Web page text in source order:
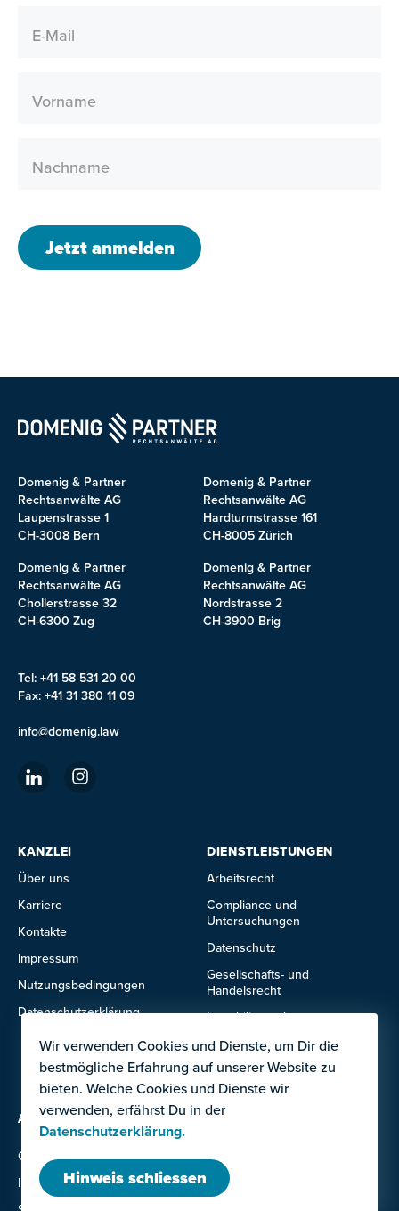
E-Mail
Vorname
Nachname
Jetzt anmelden
Domenig & Partner
Rechtsanwälte AG
Laupenstrasse 1
CH-3008 Bern
Domenig & Partner
Rechtsanwälte AG
Hardturmstrasse 161
CH-8005 Zürich
Domenig & Partner
Rechtsanwälte AG
Chollerstrasse 32
CH-6300 Zug
Domenig & Partner
Rechtsanwälte AG
Nordstrasse 2
CH-3900 Brig
Tel: +41 58 531 20 00
Fax: +41 31 380 11 09
info@domenig.law
KANZLEI
Über uns
Karriere
Kontakte
Impressum
Nutzungsbedingungen
Datenschutzerklärung
DIENSTLEISTUNGEN
Arbeitsrecht
Compliance und
Untersuchungen
Datenschutz
Gesellschafts- und
Handelsrecht
Immobilienrecht
IT- und Technologierecht
Mietrecht
ANGEBOTE FÜR
Grossunternehmen
Institutionen
Investor:innen
KMU
Wir verwenden Cookies und Dienste, um Dir die
bestmögliche Erfahrung auf unserer Website zu
bieten. Welche Cookies und Dienste wir
verwenden, erfährst Du in der
Datenschutzerklärung.
Hinweis schliessen